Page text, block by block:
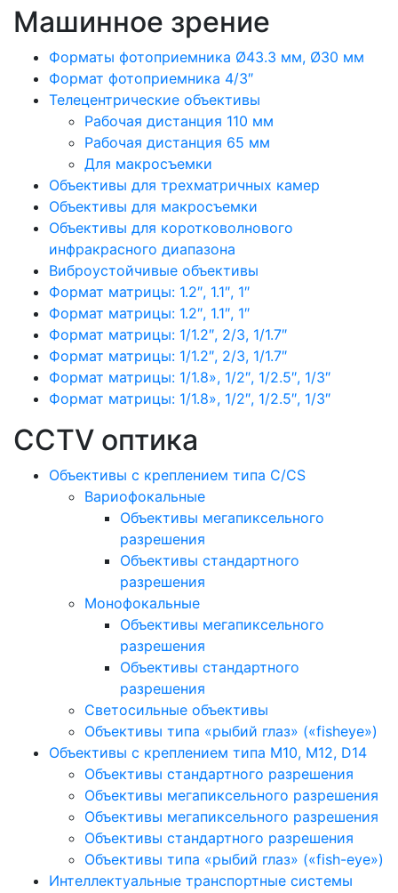
Машинное зрение
Форматы фотоприемника Ø43.3 мм, Ø30 мм
Формат фотоприемника 4/3″
Телецентрические объективы
Рабочая дистанция 110 мм
Рабочая дистанция 65 мм
Для макросъемки
Объективы для трехматричных камер
Объективы для макросъемки
Объективы для коротковолнового
инфракрасного диапазона
Виброустойчивые объективы
Формат матрицы: 1.2″, 1.1″, 1″
Формат матрицы: 1.2″, 1.1″, 1″
Формат матрицы: 1/1.2″, 2/3, 1/1.7″
Формат матрицы: 1/1.2″, 2/3, 1/1.7″
Формат матрицы: 1/1.8», 1/2″, 1/2.5″, 1/3″
Формат матрицы: 1/1.8», 1/2″, 1/2.5″, 1/3″
CCTV оптика
Объективы с креплением типа C/CS
Вариофокальные
Объективы мегапиксельного
разрешения
Объективы стандартного
разрешения
Монофокальные
Объективы мегапиксельного
разрешения
Объективы стандартного
разрешения
Светосильные объективы
Объективы типа «рыбий глаз» («fisheye»)
Объективы с креплением типа M10, M12, D14
Объективы стандартного разрешения
Объективы мегапиксельного разрешения
Объективы мегапиксельного разрешения
Объективы стандартного разрешения
Объективы типа «рыбий глаз» («fish-eye»)
Интеллектуальные транспортные системы